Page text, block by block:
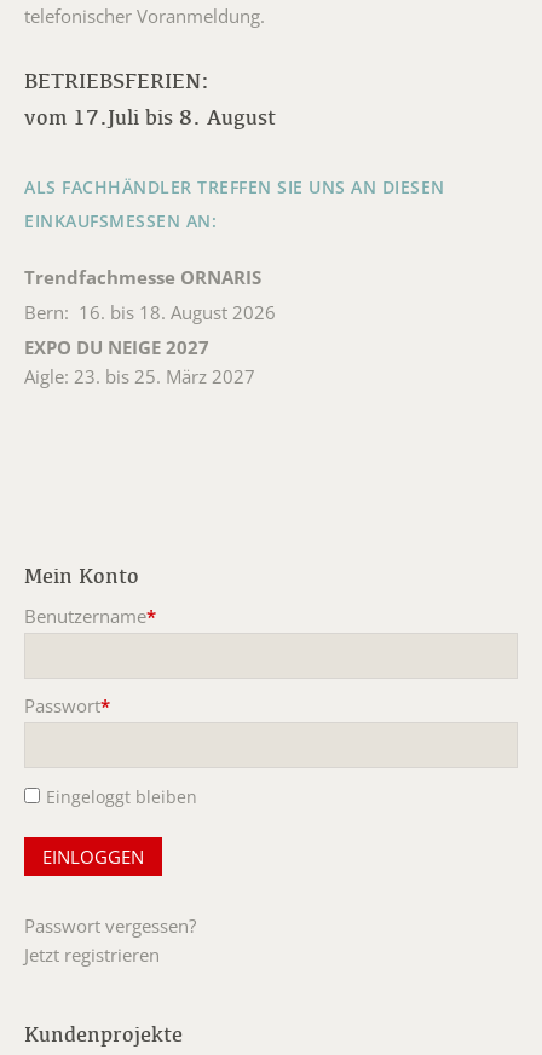
telefonischer Voranmeldung.
BETRIEBSFERIEN:
vom 17.Juli bis 8. August
ALS FACHHÄNDLER TREFFEN SIE UNS AN DIESEN
EINKAUFSMESSEN AN:
Trendfachmesse ORNARIS
Bern: 16. bis 18. August 2026
EXPO DU NEIGE 2027
Aigle: 23. bis 25. März 2027
Mein Konto
Benutzername*
Passwort*
Eingeloggt bleiben
Passwort vergessen?
Jetzt registrieren
Kundenprojekte